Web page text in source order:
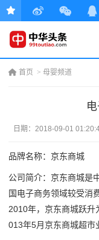
首页 > 母婴频道
日期： 2018-09-01
品牌名称：京东商城
公司简介：京东商城是
国电子商务领域较受消
2010年，京东商城跃升
013年5月京东商城超市